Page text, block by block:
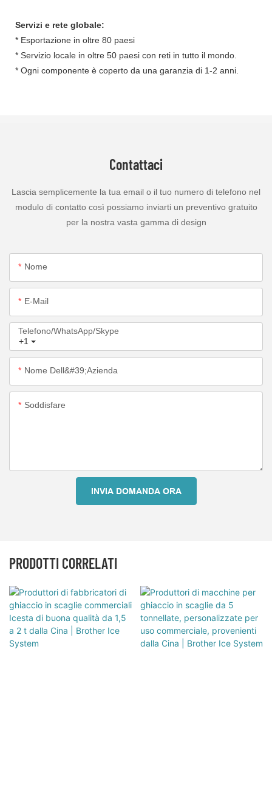
Servizi e rete globale:
* Esportazione in oltre 80 paesi
* Servizio locale in oltre 50 paesi con reti in tutto il mondo.
* Ogni componente è coperto da una garanzia di 1-2 anni.
Contattaci
Lascia semplicemente la tua email o il tuo numero di telefono nel
modulo di contatto così possiamo inviarti un preventivo gratuito
per la nostra vasta gamma di design
Nome
E-Mail
+1
Telefono/WhatsApp/Skype
Nome Dell&#39;azienda
Soddisfare
INVIA DOMANDA ORA
PRODOTTI CORRELATI